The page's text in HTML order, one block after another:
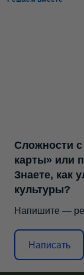
Сложности
карты» или
Знаете, как
культуры?
Напишите —
Написать